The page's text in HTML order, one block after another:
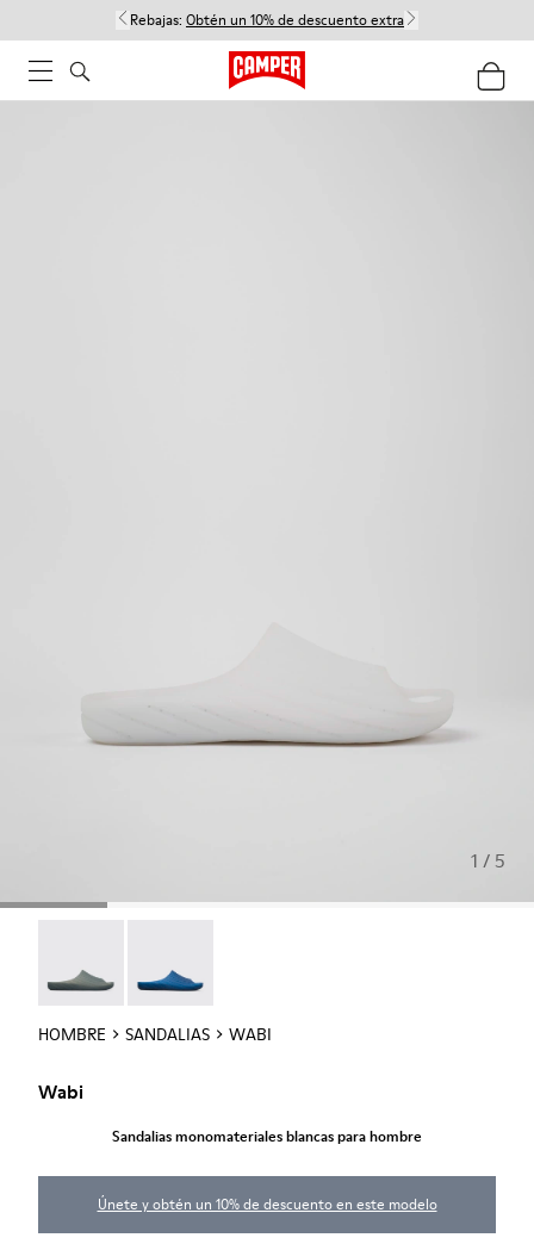
Rebajas: Obtén un 10% de descuento extra
1 / 5
HOMBRE SANDALIAS WABI
Wabi
Sandalias monomateriales blancas para hombre
Únete y obtén un 10% de descuento en este modelo